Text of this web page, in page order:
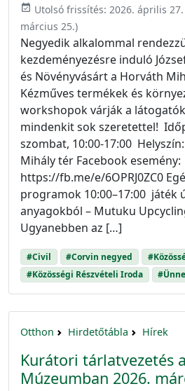
event_available Utolsó frissítés: 2026. április 27.
március 25.)
Negyedik alkalommal
kezdeményezésre induló
és Növényvásárt a Horváth
Kézműves termékek és
workshopok várják a
mindenkit sok szeretettel!
szombat, 10:00-17:00
Mihály tér Facebook esemény:
https://fb.me/e/6OPRJ0ZC0
programok 10:00–17:00 játék
anyagokból – Mutuku
Ugyanebben az […]
#Civil #Corvin negyed
#Közösségi Részvételi Iroda
Otthon Hirdetőtábla Hírek
Kurátori tárlatvezetés
Múzeumban 2026.